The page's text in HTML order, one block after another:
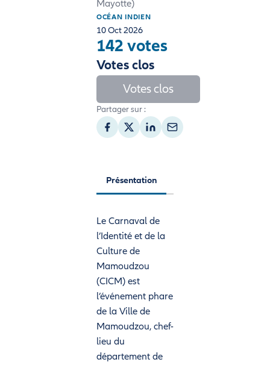
Mayotte)
OCÉAN INDIEN
10 Oct 2026
142 votes
Votes clos
Votes clos
Partager sur :
Présentation
Le Carnaval de
l’Identité et de la
Culture de
Mamoudzou
(CICM) est
l’événement phare
de la Ville de
Mamoudzou, chef-
lieu du
département de